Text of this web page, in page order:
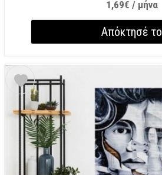
1,69€ / μήνα
Απόκτησέ το